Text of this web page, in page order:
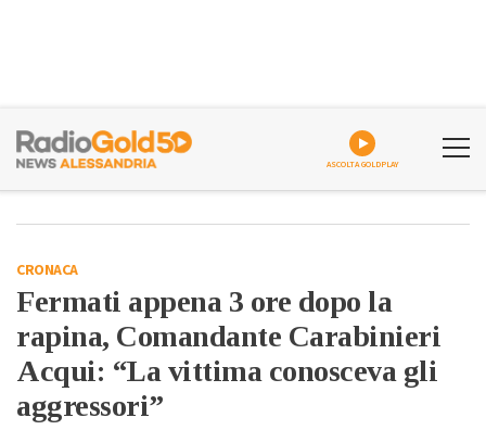
ASCOLTA GOLDPLAY
CRONACA
Fermati appena 3 ore dopo la
rapina, Comandante Carabinieri
Acqui: “La vittima conosceva gli
aggressori”